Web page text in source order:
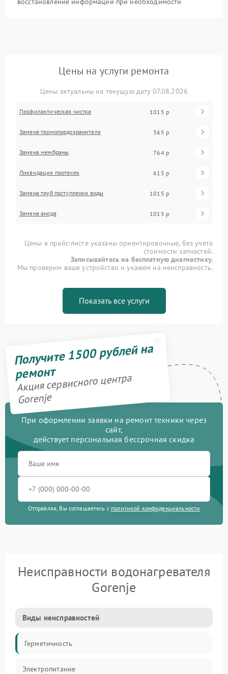
Цены на услуги ремонта
Цены актуальны на текущую дату 07.08.2026
Профилактическая чистка 1015 р
Замена термопредохранителя 365 р
Замена мембраны 764 р
Ликвидация протечек 615 р
Замена труб поступления воды 1015 р
Замена анода 1015 р
Цены в прайс-листе указаны ориентировочные, без учета
стоимости запчастей.
Записывайтесь на бесплатную диагностику.
Мы проверим ваше устройство и укажем на неисправность.
Показать все услуги
Получите 1500 рублей на
ремонт
Акция сервисного центра
Gorenje
При оформлении заявки на ремонт техники через
сайт,
действует персональная бессрочная скидка
Отправляя, Вы соглашаетесь с политикой конфиденциальности
Неисправности водонагревателя
Gorenje
Виды неисправностей
Герметичность
Электропитание